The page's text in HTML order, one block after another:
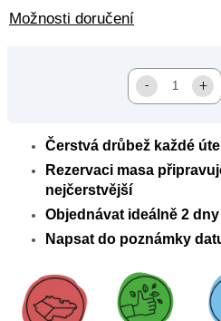
Možnosti doručení
Čerstvá drůbež každé
Rezervaci masa
nejčerstvější
Objednávat ideálně 2
Napsat do poznámky